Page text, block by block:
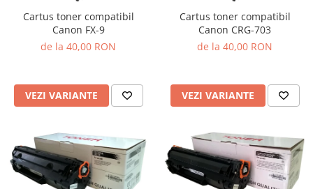
Cartus toner compatibil
Canon FX-9
de la 40,00 RON
VEZI VARIANTE
Cartus toner compatibil
Canon CRG-703
de la 40,00 RON
VEZI VARIANTE